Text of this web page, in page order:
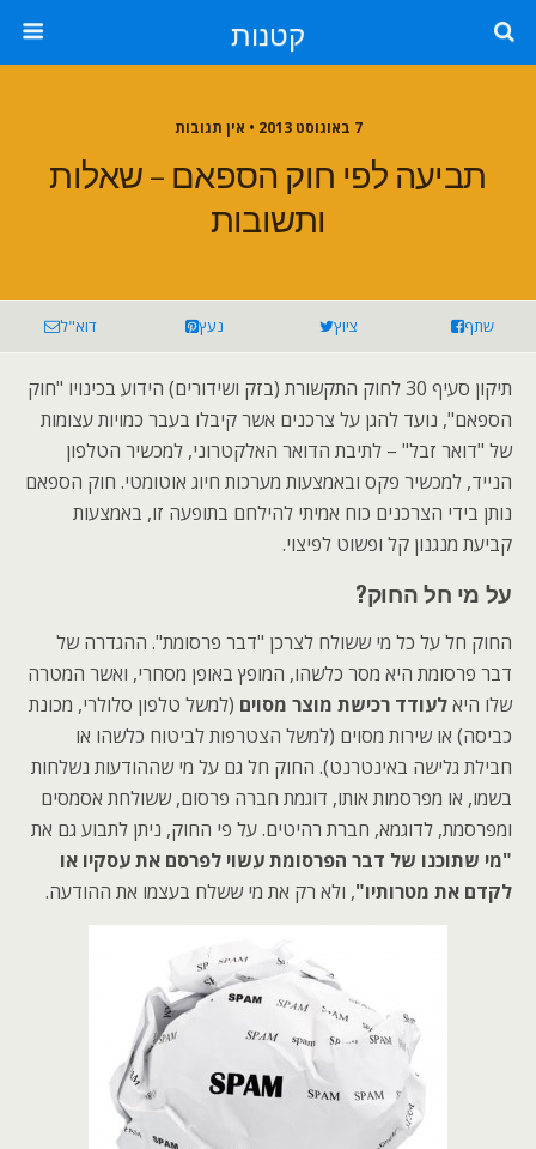
קטנות
7 באוגוסט 2013 • אין תגובות
תביעה לפי חוק הספאם – שאלות
ותשובות
שתף ציוץ נעץ דוא"ל
תיקון סעיף 30 לחוק התקשורת (בזק ושידורים) הידוע בכינויו "חוק
הספאם", נועד להגן על צרכנים אשר קיבלו בעבר כמויות עצומות
של "דואר זבל" – לתיבת הדואר האלקטרוני, למכשיר הטלפון
הנייד, למכשיר פקס ובאמצעות מערכות חיוג אוטומטי. חוק הספאם
נותן בידי הצרכנים כוח אמיתי להילחם בתופעה זו, באמצעות
קביעת מנגנון קל ופשוט לפיצוי.
על מי חל החוק?
החוק חל על כל מי ששולח לצרכן "דבר פרסומת". ההגדרה של
דבר פרסומת היא מסר כלשהו, המופץ באופן מסחרי, ואשר המטרה
שלו היאלעודד רכישת מוצר מסוים (למשל טלפון סלולרי, מכונת
כביסה) או שירות מסוים (למשל הצטרפות לביטוח כלשהו או
חבילת גלישה באינטרנט). החוק חל גם על מי שההודעות נשלחות
בשמו, או מפרסמות אותו, דוגמת חברה פרסום, ששולחת אסמסים
ומפרסמת, לדוגמא, חברת רהיטים. על פי החוק, ניתן לתבוע גם את
"מי שתוכנו של דבר הפרסומת עשוי לפרסם את עסקיו או
לקדם את מטרותיו", ולא רק את מי ששלח בעצמו את ההודעה.